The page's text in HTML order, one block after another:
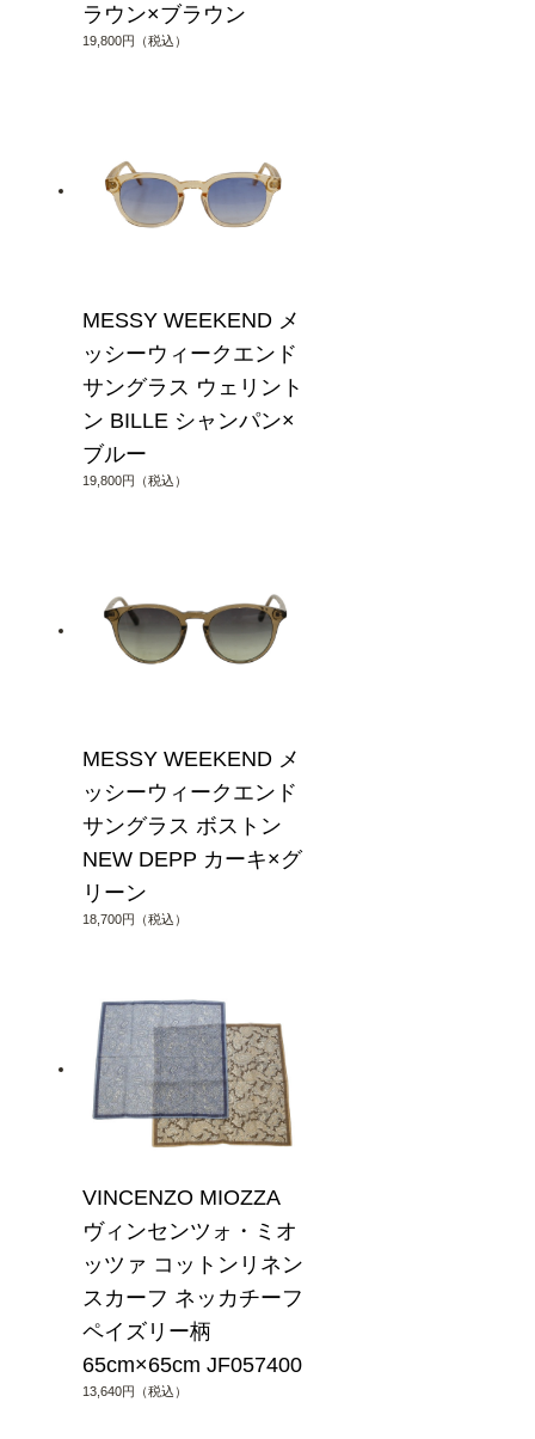
ラウン×ブラウン
19,800円（税込）
MESSY WEEKEND メ
ッシーウィークエンド
サングラス ウェリント
ン BILLE シャンパン×
ブルー
19,800円（税込）
MESSY WEEKEND メ
ッシーウィークエンド
サングラス ボストン
NEW DEPP カーキ×グ
リーン
18,700円（税込）
VINCENZO MIOZZA
ヴィンセンツォ・ミオ
ッツァ コットンリネン
スカーフ ネッカチーフ
ペイズリー柄
65cm×65cm JF057400
13,640円（税込）